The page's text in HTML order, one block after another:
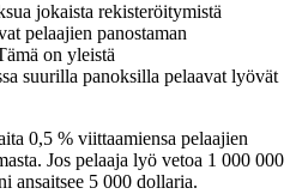
jokaista rekisteröitymistä
pelaajien panostaman
on yleistä
suurilla panoksilla pelaavat lyövät
0,5 % viittaamiensa pelaajien
Jos pelaaja lyö vetoa 1 000 000
ansaitsee 5 000 dollaria.